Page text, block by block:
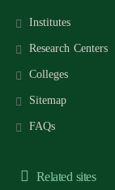
Institutes
Research Centers
Colleges
Sitemap
FAQs
Related sites